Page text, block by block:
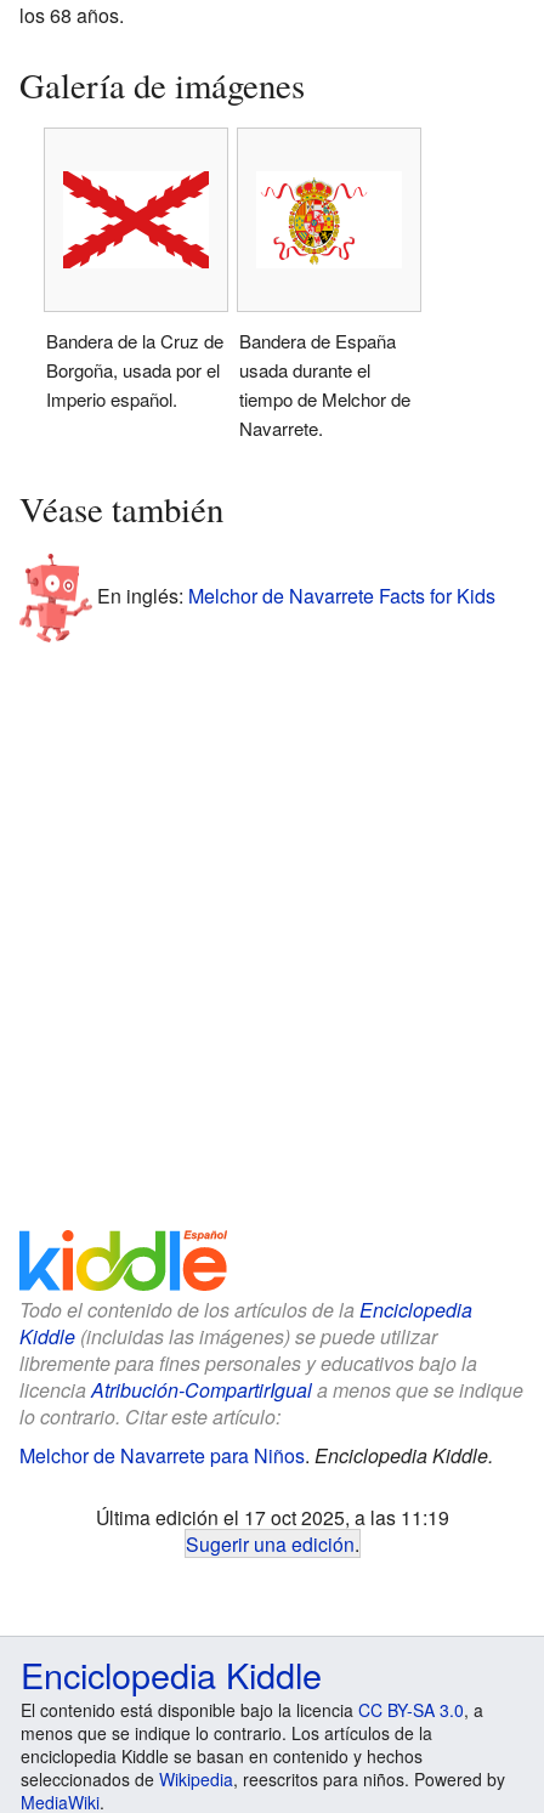
los 68 años.
Galería de imágenes
Bandera de la Cruz de
Borgoña, usada por el
Imperio español.
Bandera de España
usada durante el
tiempo de Melchor de
Navarrete.
Véase también
En inglés: Melchor de Navarrete Facts for Kids
Todo el contenido de los artículos de la Enciclopedia
Kiddle (incluidas las imágenes) se puede utilizar
libremente para fines personales y educativos bajo la
licenciaAtribución-CompartirIguala menos que se indique
lo contrario. Citar este artículo:
Melchor de Navarrete para Niños. Enciclopedia Kiddle.
Última edición el 17 oct 2025, a las 11:19
Sugerir una edición.
Enciclopedia Kiddle
El contenido está disponible bajo la licencia CC BY-SA 3.0, a
menos que se indique lo contrario. Los artículos de la
enciclopedia Kiddle se basan en contenido y hechos
seleccionados de Wikipedia, reescritos para niños. Powered by
MediaWiki.